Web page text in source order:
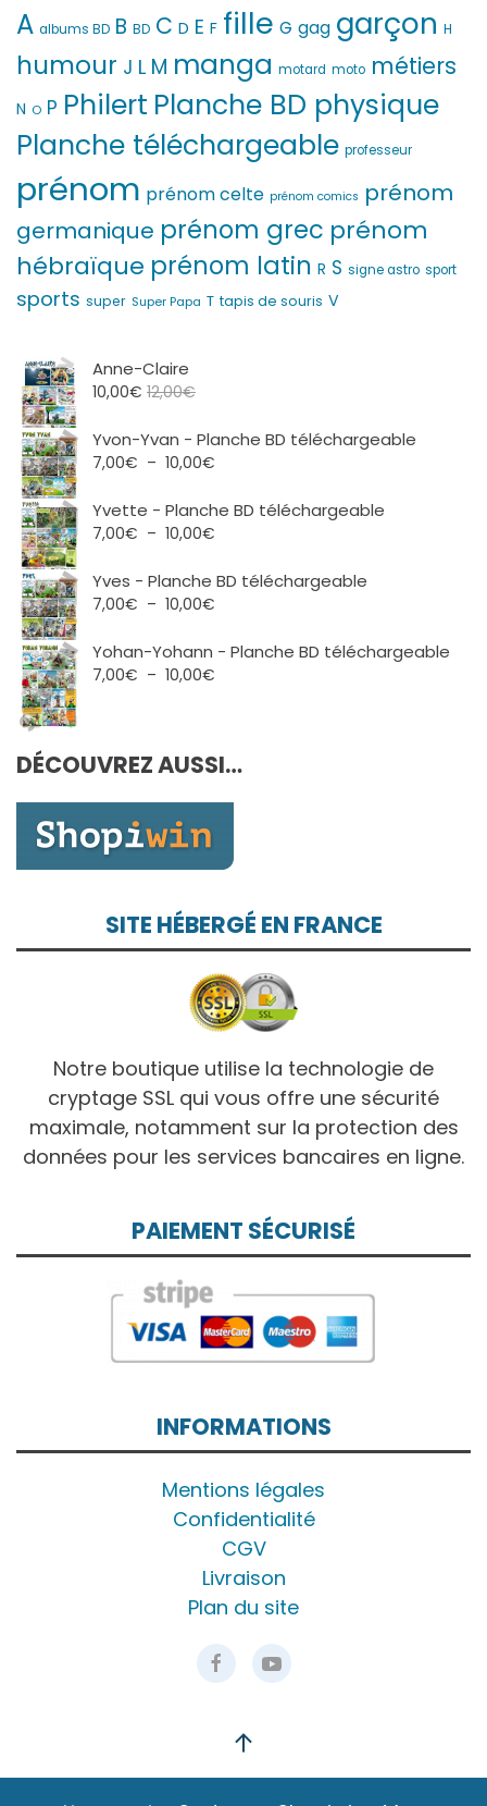
A albums BD B BD C D E F fille G gag garçon H
humour J L M manga motard moto métiers
N O P Philert Planche BD physique
Planche téléchargeable professeur
prénom prénom celte prénom comics prénom
germanique prénom grec prénom
hébraïque prénom latin R S signe astro sport
sports super Super Papa T tapis de souris V
Anne-Claire
10,00€ 12,00€
Yvon-Yvan - Planche BD téléchargeable
7,00€ – 10,00€
prix :
10,00€
Yvette - Planche BD téléchargeable
7,00€ – 10,00€
prix :
10,00€
Yves - Planche BD téléchargeable
7,00€ – 10,00€
prix :
Yohan-Yohann - Planche BD téléchargeable
7,00€ – 10,00€
à
DÉCOUVREZ AUSSI…
SITE HÉBERGÉ EN FRANCE
Notre boutique utilise la technologie de
cryptage SSL qui vous offre une sécurité
maximale, notamment sur la protection des
données pour les services bancaires en ligne.
PAIEMENT SÉCURISÉ
INFORMATIONS
Mentions légales
Confidentialité
CGV
Livraison
Plan du site